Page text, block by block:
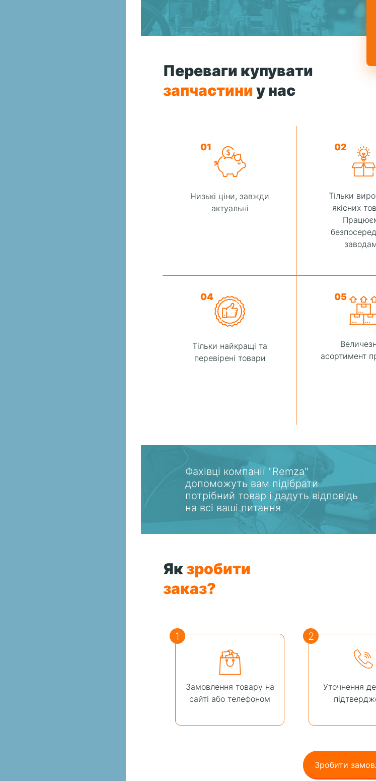
Переваги купувати
запчастиниу нас
01
Низькі ціни, завжди
актуальні
02
Тільки
якісних
04
Тільки найкращі та
перевірені товари
05
асортимент
Фахівці компанії "Remza"
допоможуть вам підібрати
потрібний товар і дадуть відповідь
на всі ваші питання
Якзробити
заказ?
1
Замовлення товару на
сайті або телефоном
2
Уточнення
Зробити